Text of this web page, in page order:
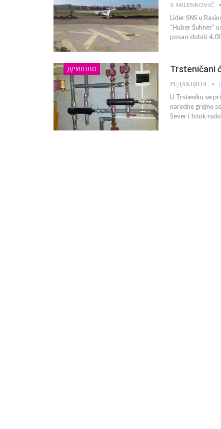
S. MILENKOVIĆ
Lider SNS u
“Huber Šuhner”
posao dobiti
ДРУШТВО Trsteničani
РЕДАКЦИЈА
U Trsteniku se
naredne grejne
Sever i Istok